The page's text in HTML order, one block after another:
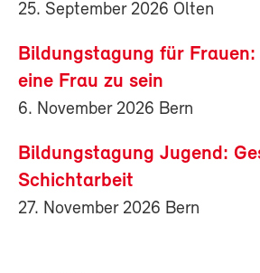
25. September 2026 Olten
Bildungstagung für Frauen:
eine Frau zu sein
6. November 2026 Bern
Bildungstagung Jugend:
Schichtarbeit
27. November 2026 Bern